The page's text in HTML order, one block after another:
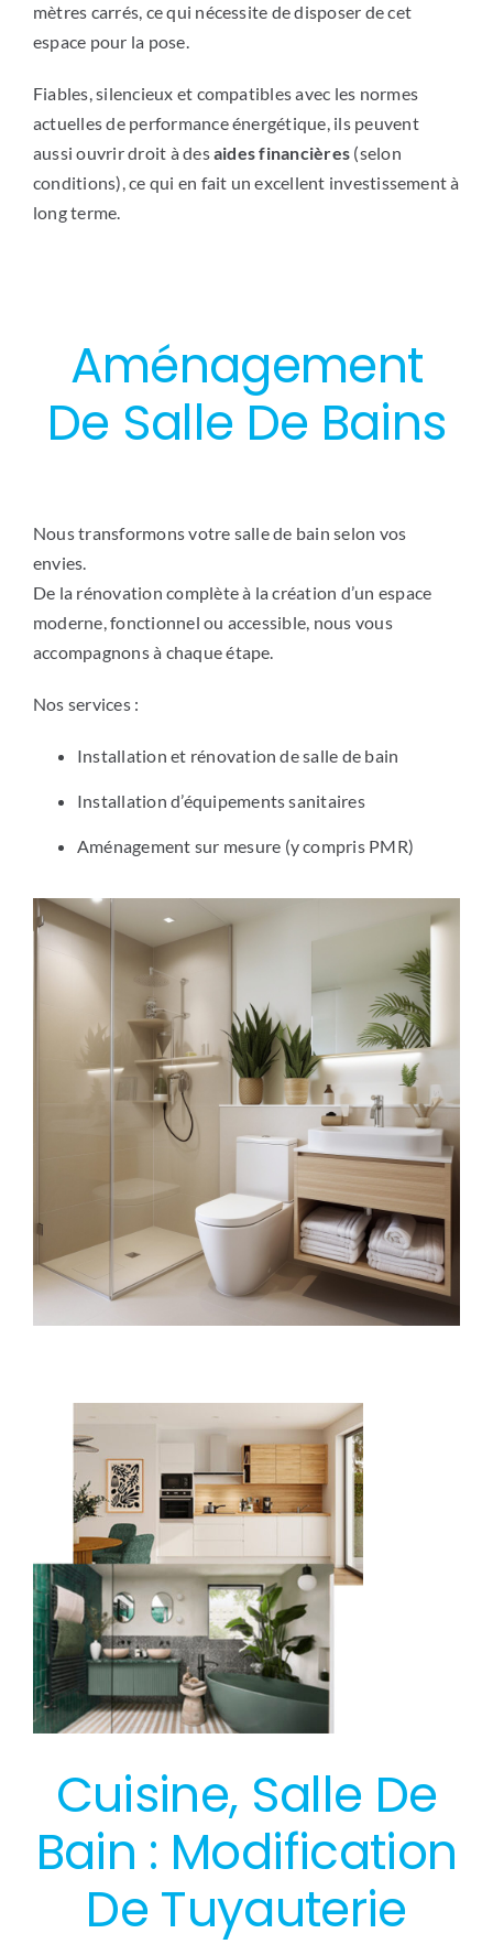
mètres carrés, ce qui nécessite de disposer de cet
espace pour la pose.
Fiables, silencieux et compatibles avec les normes
actuelles de performance énergétique, ils peuvent
aussi ouvrir droit à desaides financières (selon
conditions), ce qui en fait un excellent investissement à
long terme.
Aménagement
De Salle De Bains
Nous transformons votre salle de bain selon vos
envies.
De la rénovation complète à la création d’un espace
moderne, fonctionnel ou accessible, nous vous
accompagnons à chaque étape.
Nos services :
Installation et rénovation de salle de bain
Installation d’équipements sanitaires
Aménagement sur mesure (y compris PMR)
Cuisine, Salle De
Bain : Modification
De Tuyauterie